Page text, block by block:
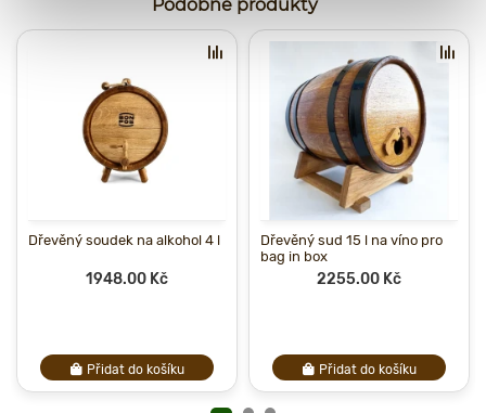
Podobné produkty
Dřevěný soudek na alkohol 4 l
1948.00 Kč
Přidat do košíku
Dřevěný sud 15 l na víno pro
bag in box
2255.00 Kč
Přidat do košíku